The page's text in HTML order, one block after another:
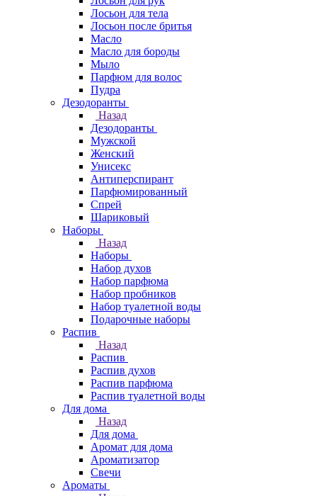
Лосьон для тела
Лосьон после бритья
Масло
Масло для бороды
Мыло
Парфюм для волос
Пудра
Дезодоранты
Назад
Дезодоранты
Мужской
Женский
Унисекс
Антиперспирант
Парфюмированный
Спрей
Шариковый
Наборы
Назад
Наборы
Набор духов
Набор парфюма
Набор пробников
Набор туалетной воды
Подарочные наборы
Распив
Назад
Распив
Распив духов
Распив парфюма
Распив туалетной воды
Для дома
Назад
Для дома
Аромат для дома
Ароматизатор
Свечи
Ароматы